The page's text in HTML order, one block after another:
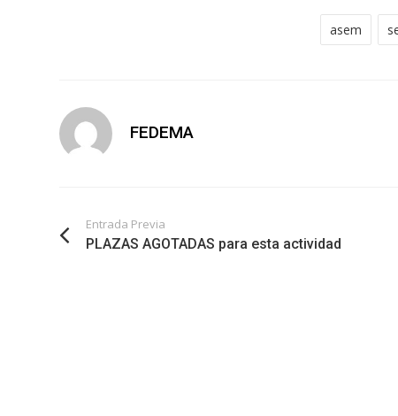
asem
FEDEMA
Entrada Previa
PLAZAS AGOTADAS para esta actividad